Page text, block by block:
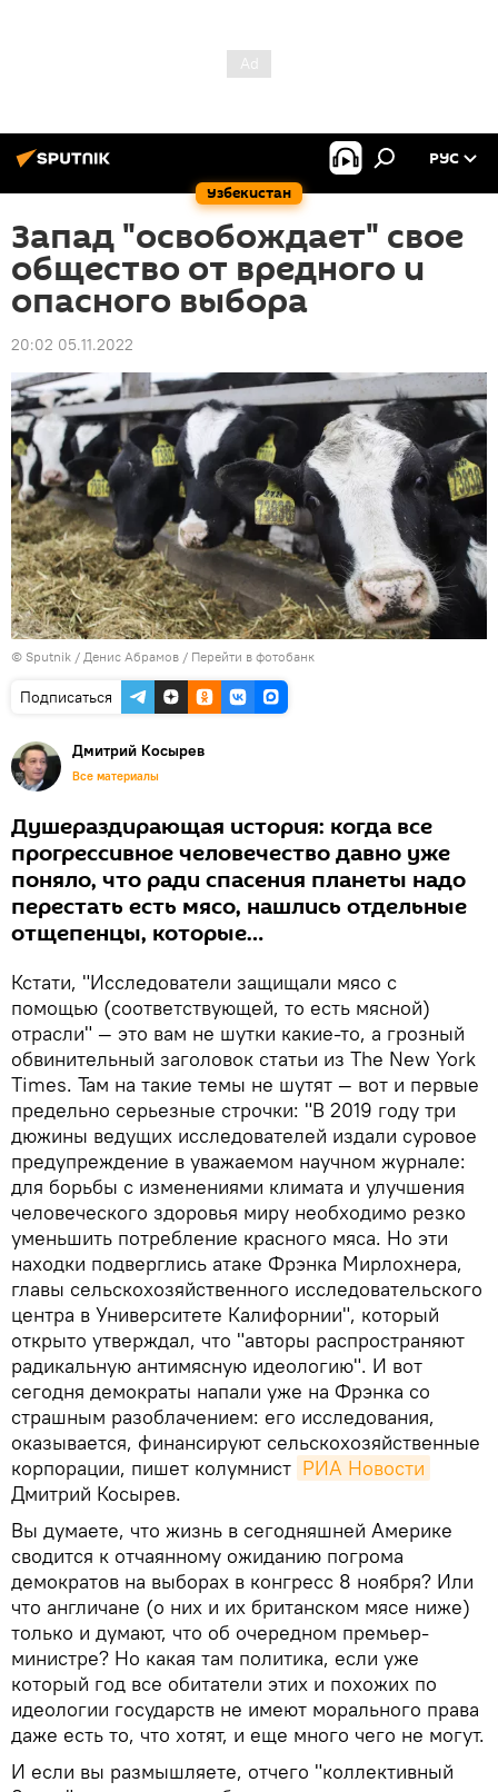
Узбекистан
РУС
Запад "освобождает" свое
общество от вредного и
опасного выбора
20:02 05.11.2022
© Sputnik / Денис Абрамов / Перейти в фотобанк
Подписаться
Дмитрий Косырев
Все материалы
Душераздирающая история: когда все
прогрессивное человечество давно уже
поняло, что ради спасения планеты надо
перестать есть мясо, нашлись отдельные
отщепенцы, которые…
Кстати, "Исследователи защищали мясо с
помощью (соответствующей, то есть мясной)
отрасли" — это вам не шутки какие-то, а грозный
обвинительный заголовок статьи из The New York
Times. Там на такие темы не шутят — вот и первые
предельно серьезные строчки: "В 2019 году три
дюжины ведущих исследователей издали суровое
предупреждение в уважаемом научном журнале:
для борьбы с изменениями климата и улучшения
человеческого здоровья миру необходимо резко
уменьшить потребление красного мяса. Но эти
находки подверглись атаке Фрэнка Мирлохнера,
главы сельскохозяйственного исследовательского
центра в Университете Калифорнии", который
открыто утверждал, что "авторы распространяют
радикальную антимясную идеологию". И вот
сегодня демократы напали уже на Фрэнка со
страшным разоблачением: его исследования,
оказывается, финансируют сельскохозяйственные
корпорации, пишет колумнист РИА Новости
Дмитрий Косырев.
Вы думаете, что жизнь в сегодняшней Америке
сводится к отчаянному ожиданию погрома
демократов на выборах в конгресс 8 ноября? Или
что англичане (о них и их британском мясе ниже)
только и думают, что об очередном премьер-
министре? Но какая там политика, если уже
который год все обитатели этих и похожих по
идеологии государств не имеют морального права
даже есть то, что хотят, и еще много чего не могут.
И если вы размышляете, отчего "коллективный